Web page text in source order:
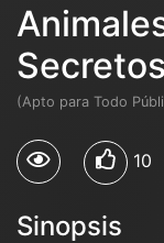
(Apto para Todo
10
Sinopsis